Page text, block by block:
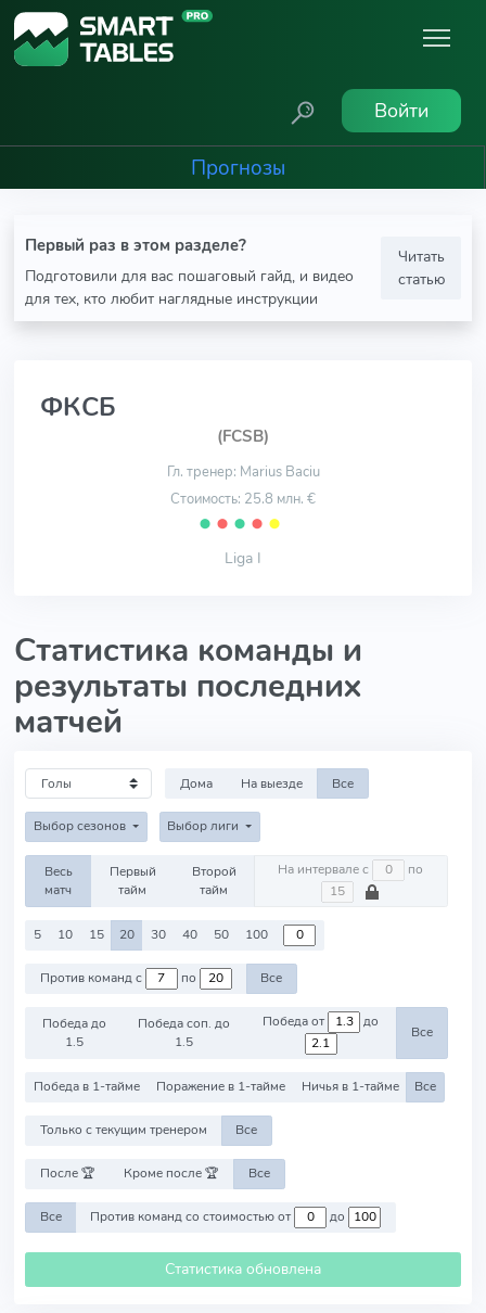
Войти
Прогнозы
Первый раз в этом разделе?
Подготовили для вас пошаговый гайд, и видео
для тех, кто любит наглядные инструкции
Читать
статью
ФКСБ
(FCSB)
Гл. тренер: Marius Baciu
Стоимость: 25.8 млн. €
⬤ ⬤ ⬤ ⬤ ⬤
Liga I
Статистика команды и
результаты последних
матчей
Дома На выезде Все
Выбор сезонов Выбор лиги
Весь
матч
Первый
тайм
Второй
тайм
На интервале с по
5 10 15 20 30 40 50 100
Против команд с по Все
Победа до
1.5
Победа соп. до
1.5
Победа от до
Все
Победа в 1-тайме Поражение в 1-тайме Ничья в 1-тайме Все
Только с текущим тренером Все
После 🏆 Кроме после 🏆 Все
Все Против команд со стоимостью от до
Статистика обновлена